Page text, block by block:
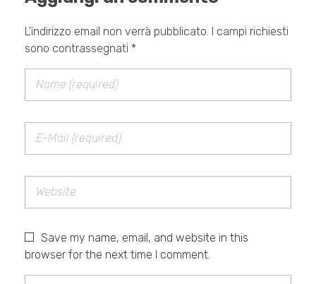
L'indirizzo email non verrà pubblicato. I campi richiesti
sono contrassegnati *
Save my name, email, and website in this
browser for the next time I comment.